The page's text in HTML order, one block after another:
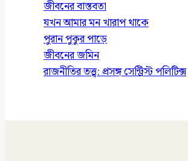
জীবনের বাস্তবতা
যখন আমার মন খারাপ থাকে
পুরান পুকুর পাড়ে
জীবনের জমিন
রাজনীতির তত্ত্ব: প্রসঙ্গ সেন্ট্রিস্ট পলিটিক্স